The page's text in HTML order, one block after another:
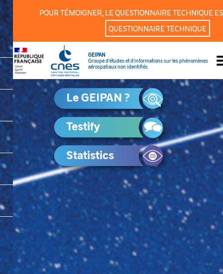
Cookies management panel
POUR TÉMOIGNER, LE QUESTIONNAIRE TECHNIQUE
QUESTIONNAIRE TECHNIQUE
GEIPAN
Groupe d’études et d’informations sur les phénomènes
aérospatiaux non identifiés.
Le GEIPAN ?
Testify
Statistics